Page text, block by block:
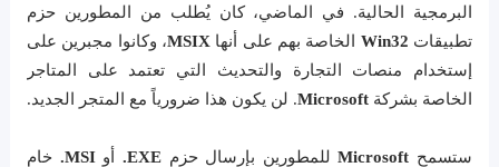
البرمجية الحالية. في الماضي، كان يُطلب من المطورين حزم
تطبيقات Win32 الخاصة بهم على أنها MSIX، وكانوا مجبرين على
إستخدام منصات التجارة والتحديث التي تعتمد على المتاجر
الخاصة بشركة Microsoft. لن يكون هذا ضرورياً مع المتجر الجديد.
ستسمح Microsoft للمطورين بإرسال حزمEXE. أوMSI.
خام